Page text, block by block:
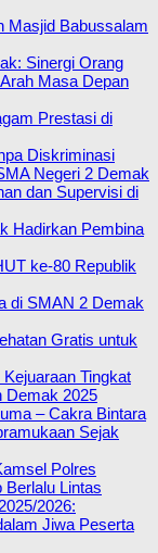
Masjid Babussalam
Sinergi Orang
Masa Depan
Prestasi di
Diskriminasi
Negeri 2 Demak
dan Supervisi di
Hadirkan Pembina
ke-80 Republik
di SMAN 2 Demak
Gratis untuk
Tingkat
Demak 2025
– Cakra Bintara
Sejak
Polres
Berlalu Lintas
2026:
Jiwa Peserta